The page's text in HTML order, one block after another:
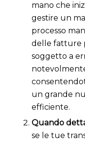
mano che
gestire un
processo
delle fatture
soggetto a
un grande
efficiente.
Quando
se le tue